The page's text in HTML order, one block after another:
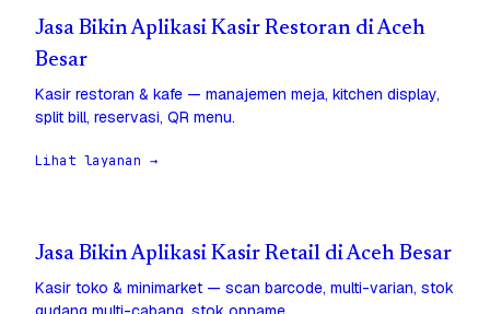
Jasa Bikin Aplikasi Kasir Restoran di Aceh
Besar
Kasir restoran & kafe — manajemen meja, kitchen display,
split bill, reservasi, QR menu.
Lihat layanan →
Jasa Bikin Aplikasi Kasir Retail di Aceh Besar
Kasir toko & minimarket — scan barcode, multi-varian, stok